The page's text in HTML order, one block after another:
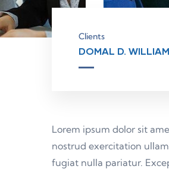
Clients
DOMAL D.
Lorem ipsum dolor sit
nostrud exercitation
fugiat nulla pariatur.